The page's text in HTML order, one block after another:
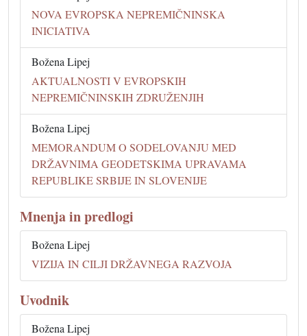
NOVA EVROPSKA NEPREMIČNINSKA
INICIATIVA
Božena Lipej
AKTUALNOSTI V EVROPSKIH
NEPREMIČNINSKIH ZDRUŽENJIH
Božena Lipej
MEMORANDUM O SODELOVANJU MED
DRŽAVNIMA GEODETSKIMA UPRAVAMA
REPUBLIKE SRBIJE IN SLOVENIJE
Mnenja in predlogi
Božena Lipej
VIZIJA IN CILJI DRŽAVNEGA RAZVOJA
Uvodnik
Božena Lipej